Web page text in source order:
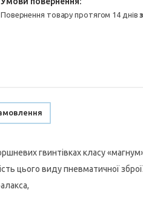
повернення товару протягом 14 днів
гвинтівках класу
цього виду пневматичної зброї.